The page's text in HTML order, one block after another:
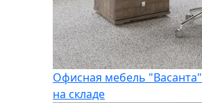
Офисная мебель "Васанта"
на складе